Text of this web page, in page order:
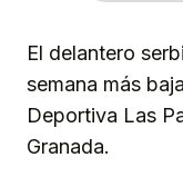
El delantero
semana más
Deportiva Las
Granada.